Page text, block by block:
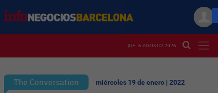
JUE. 6 AGOSTO 2026
The Conversation miércoles 19 de enero | 2022